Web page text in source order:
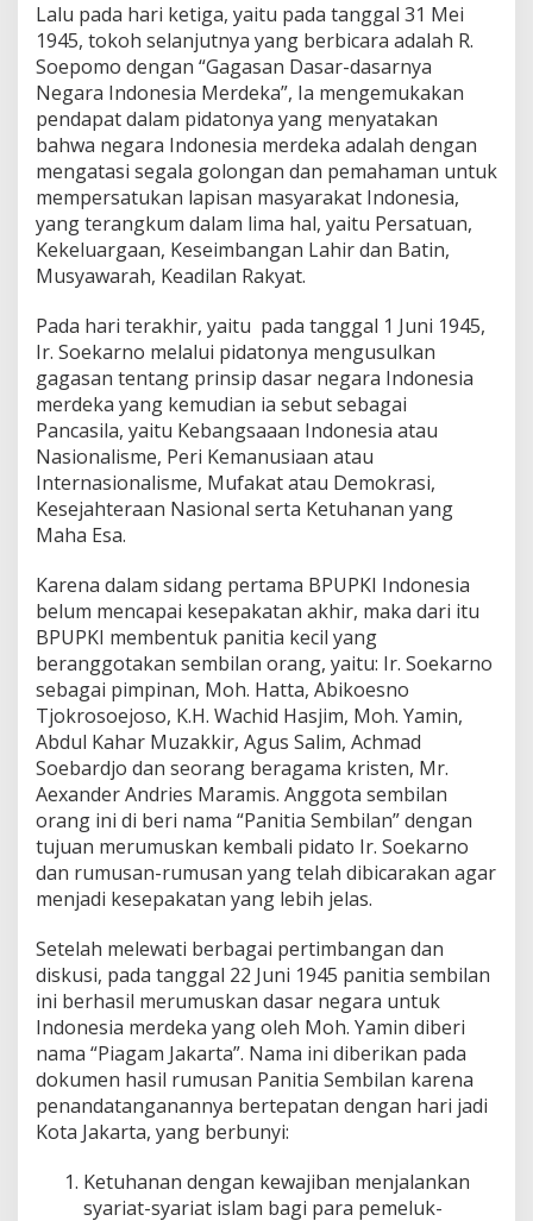
Lalu pada hari ketiga, yaitu pada tanggal 31 Mei
1945, tokoh selanjutnya yang berbicara adalah R.
Soepomo dengan “Gagasan Dasar-dasarnya
Negara Indonesia Merdeka”, Ia mengemukakan
pendapat dalam pidatonya yang menyatakan
bahwa negara Indonesia merdeka adalah dengan
mengatasi segala golongan dan pemahaman untuk
mempersatukan lapisan masyarakat Indonesia,
yang terangkum dalam lima hal, yaitu Persatuan,
Kekeluargaan, Keseimbangan Lahir dan Batin,
Musyawarah, Keadilan Rakyat.
Pada hari terakhir, yaitu pada tanggal 1 Juni 1945,
Ir. Soekarno melalui pidatonya mengusulkan
gagasan tentang prinsip dasar negara Indonesia
merdeka yang kemudian ia sebut sebagai
Pancasila, yaitu Kebangsaaan Indonesia atau
Nasionalisme, Peri Kemanusiaan atau
Internasionalisme, Mufakat atau Demokrasi,
Kesejahteraan Nasional serta Ketuhanan yang
Maha Esa.
Karena dalam sidang pertama BPUPKI Indonesia
belum mencapai kesepakatan akhir, maka dari itu
BPUPKI membentuk panitia kecil yang
beranggotakan sembilan orang, yaitu: Ir. Soekarno
sebagai pimpinan, Moh. Hatta, Abikoesno
Tjokrosoejoso, K.H. Wachid Hasjim, Moh. Yamin,
Abdul Kahar Muzakkir, Agus Salim, Achmad
Soebardjo dan seorang beragama kristen, Mr.
Aexander Andries Maramis. Anggota sembilan
orang ini di beri nama “Panitia Sembilan” dengan
tujuan merumuskan kembali pidato Ir. Soekarno
dan rumusan-rumusan yang telah dibicarakan agar
menjadi kesepakatan yang lebih jelas.
Setelah melewati berbagai pertimbangan dan
diskusi, pada tanggal 22 Juni 1945 panitia sembilan
ini berhasil merumuskan dasar negara untuk
Indonesia merdeka yang oleh Moh. Yamin diberi
nama “Piagam Jakarta”. Nama ini diberikan pada
dokumen hasil rumusan Panitia Sembilan karena
penandatanganannya bertepatan dengan hari jadi
Kota Jakarta, yang berbunyi:
Ketuhanan dengan kewajiban menjalankan
syariat-syariat islam bagi para pemeluk-